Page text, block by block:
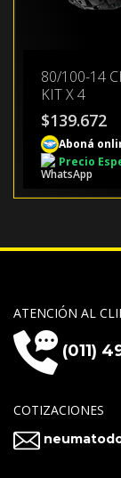
80/100-14
KIT X 4
$139.672
Aboná
Precio
ATENCIÓN AL
(011)
COTIZACIONES